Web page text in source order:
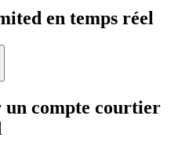
en temps réel
un compte courtier